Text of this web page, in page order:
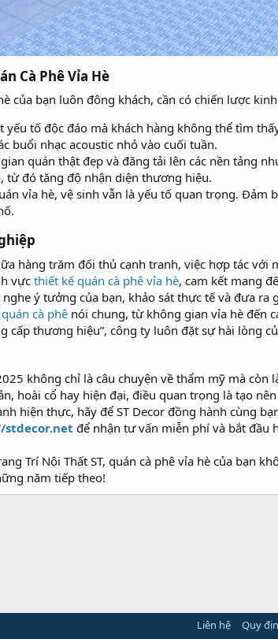
Cà Phê Vỉa Hè​
của bạn luôn đông khách, cần có chiến lược
yếu tố độc đáo mà khách hàng không thể tìm
buổi nhạc acoustic nhỏ vào cuối tuần.
quán thật đẹp và đăng tải lên các nền tảng
từ đó tăng độ nhận diện thương hiệu.
vỉa hè, vệ sinh vẫn là yếu tố quan trọng. Đảm
hàng trăm đối thủ cạnh tranh, việc hợp tác
vực thiết kế quán cà phê vỉa hè, cam kết mang
ý tưởng của bạn, khảo sát thực tế và đưa ra
cà phê nói chung, từ không gian vỉa hè đến
cấp thương hiệu”, công ty luôn đặt sự hài lòng
không chỉ là câu chuyện về thẩm mỹ mà còn
hoài cổ hay hiện đại, điều quan trọng là tạo
hiện thực, hãy để ST Decor đồng hành cùng
để nhận tư vấn miễn phí và bắt đầu
Trí Nội Thất ST, quán cà phê vỉa hè của bạn
năm tiếp theo!
Liên hệ Quy